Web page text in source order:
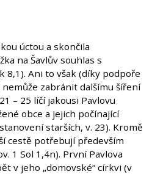
úctou a skončila
na Šavlův souhlas s
8,1). Ani to však (díky podpoře
zabránit dalšímu šíření
– 25 líčí jakousi Pavlovu
obce a jejich počínající
starších, v. 23). Kromě
cestě potřebují především
1 Sol 1,4n). První Pavlova
v jeho „domovské“ církvi (v